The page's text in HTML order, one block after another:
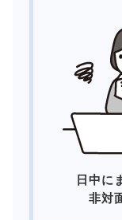
日中に
非対